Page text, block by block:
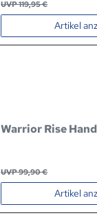
UVP 119,95 €
Artikel
Warrior Rise
UVP 99,90 €
Artikel